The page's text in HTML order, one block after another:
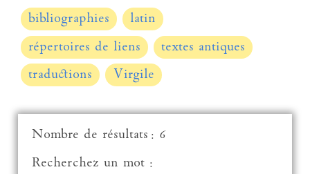
bibliographies
latin
répertoires de liens
textes antiques
traductions
Virgile
Nombre de résultats : 6
Recherchez un mot :